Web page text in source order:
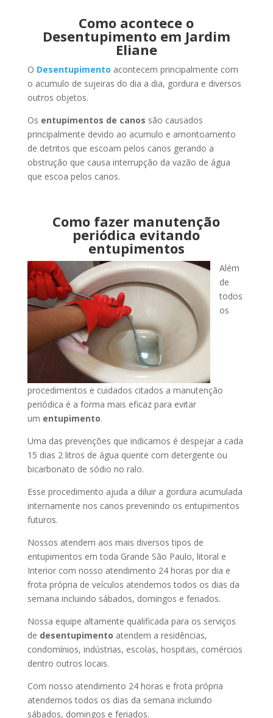
Como acontece o
Desentupimento em Jardim
Eliane
O Desentupimento acontecem principalmente com
o acumulo de sujeiras do dia a dia, gordura e diversos
outros objetos.
Os entupimentos de canos são causados
principalmente devido ao acumulo e amontoamento
de detritos que escoam pelos canos gerando a
obstrução que causa interrupção da vazão de água
que escoa pelos canos.
Como fazer manutenção
periódica evitando
entupimentos
Além
de
todos
os
procedimentos e cuidados citados a manutenção
periódica é a forma mais eficaz para evitar
um entupimento.
Uma das prevenções que indicamos é despejar a cada
15 dias 2 litros de água quente com detergente ou
bicarbonato de sódio no ralo.
Esse procedimento ajuda a diluir a gordura acumulada
internamente nos canos prevenindo os entupimentos
futuros.
Nossos atendem aos mais diversos tipos de
entupimentos em toda Grande São Paulo, litoral e
Interior com nosso atendimento 24 horas por dia e
frota própria de veículos atendemos todos os dias da
semana incluindo sábados, domingos e feriados.
Nossa equipe altamente qualificada para os serviços
de desentupimento atendem a residências,
condomínios, indústrias, escolas, hospitais, comércios
dentro outros locais.
Com nosso atendimento 24 horas e frota própria
atendemos todos os dias da semana incluindo
sábados, domingos e feriados.